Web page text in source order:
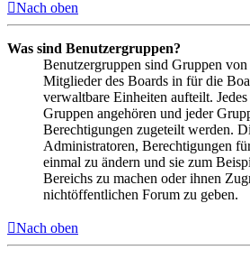
Nach oben
Was sind Benutzergruppen?
Benutzergruppen sind Gruppen
Mitglieder des Boards in für die
verwaltbare Einheiten aufteilt.
Gruppen angehören und jeder
Berechtigungen zugeteilt werden.
Administratoren, Berechtigungen
einmal zu ändern und sie zum
Bereichs zu machen oder ihnen
nichtöffentlichen Forum zu geben.
Nach oben